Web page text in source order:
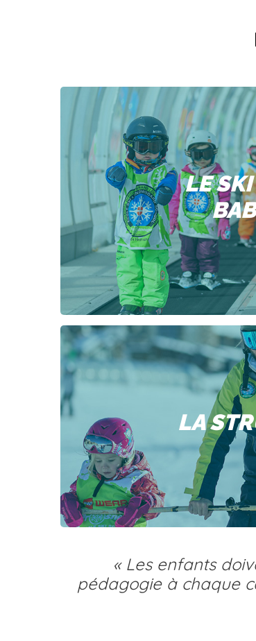
LE
LA
« Les enfants
pédagogie à chaque